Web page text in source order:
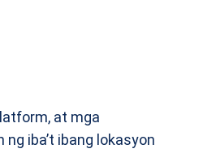
at mga
iba’t ibang lokasyon